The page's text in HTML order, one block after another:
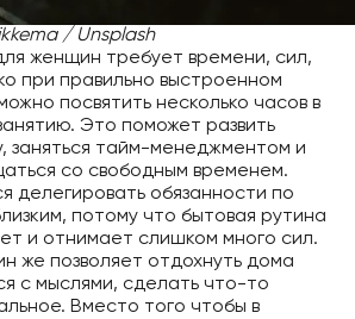
/ Unsplash
женщин требует времени, сил,
при правильно выстроенном
посвятить несколько часов в
Это поможет развить
заняться тайм-менеджментом и
со свободным временем.
делегировать обязанности по
потому что бытовая рутина
и отнимает слишком много сил.
же позволяет отдохнуть дома
с мыслями, сделать что-то
Вместо того чтобы в